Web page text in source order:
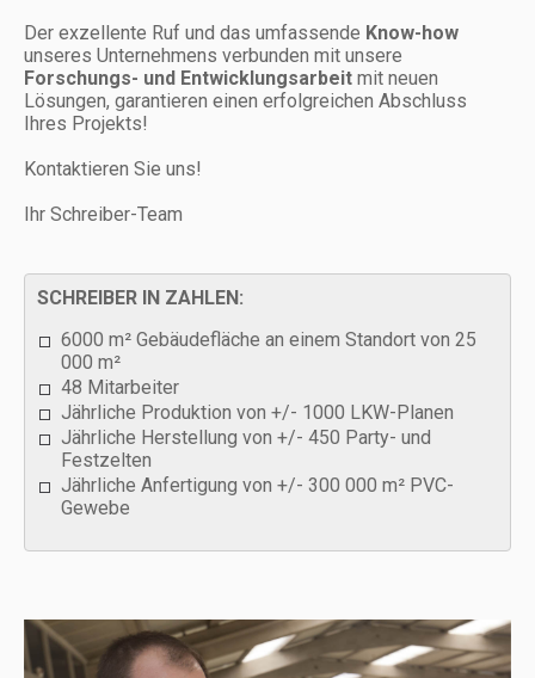
Der exzellente Ruf und das umfassende Know-how
unseres Unternehmens verbunden mit unsere
Forschungs- und Entwicklungsarbeit mit neuen
Lösungen, garantieren einen erfolgreichen Abschluss
Ihres Projekts!
Kontaktieren Sie uns!
Ihr Schreiber-Team
SCHREIBER IN ZAHLEN:
6000 m² Gebäudefläche an einem Standort von 25
000 m²
48 Mitarbeiter
Jährliche Produktion von +/- 1000 LKW-Planen
Jährliche Herstellung von +/- 450 Party- und
Festzelten
Jährliche Anfertigung von +/- 300 000 m² PVC-
Gewebe